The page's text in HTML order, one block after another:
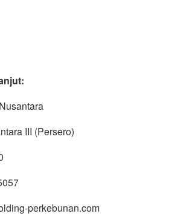
III (Persero)
perkebunan.com